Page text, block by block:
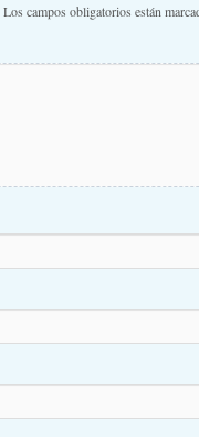
Los campos obligatorios están